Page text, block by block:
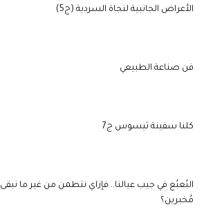
الأعراض الجانبية لنجاة السردية (ج5)
فن صناعة الطبيعي
كلنا سفينة ثيسوس ج7
البُعبُع في جيب عيالنا.. فإزاي نتطمن من غير ما نبقى
مُخبرين؟